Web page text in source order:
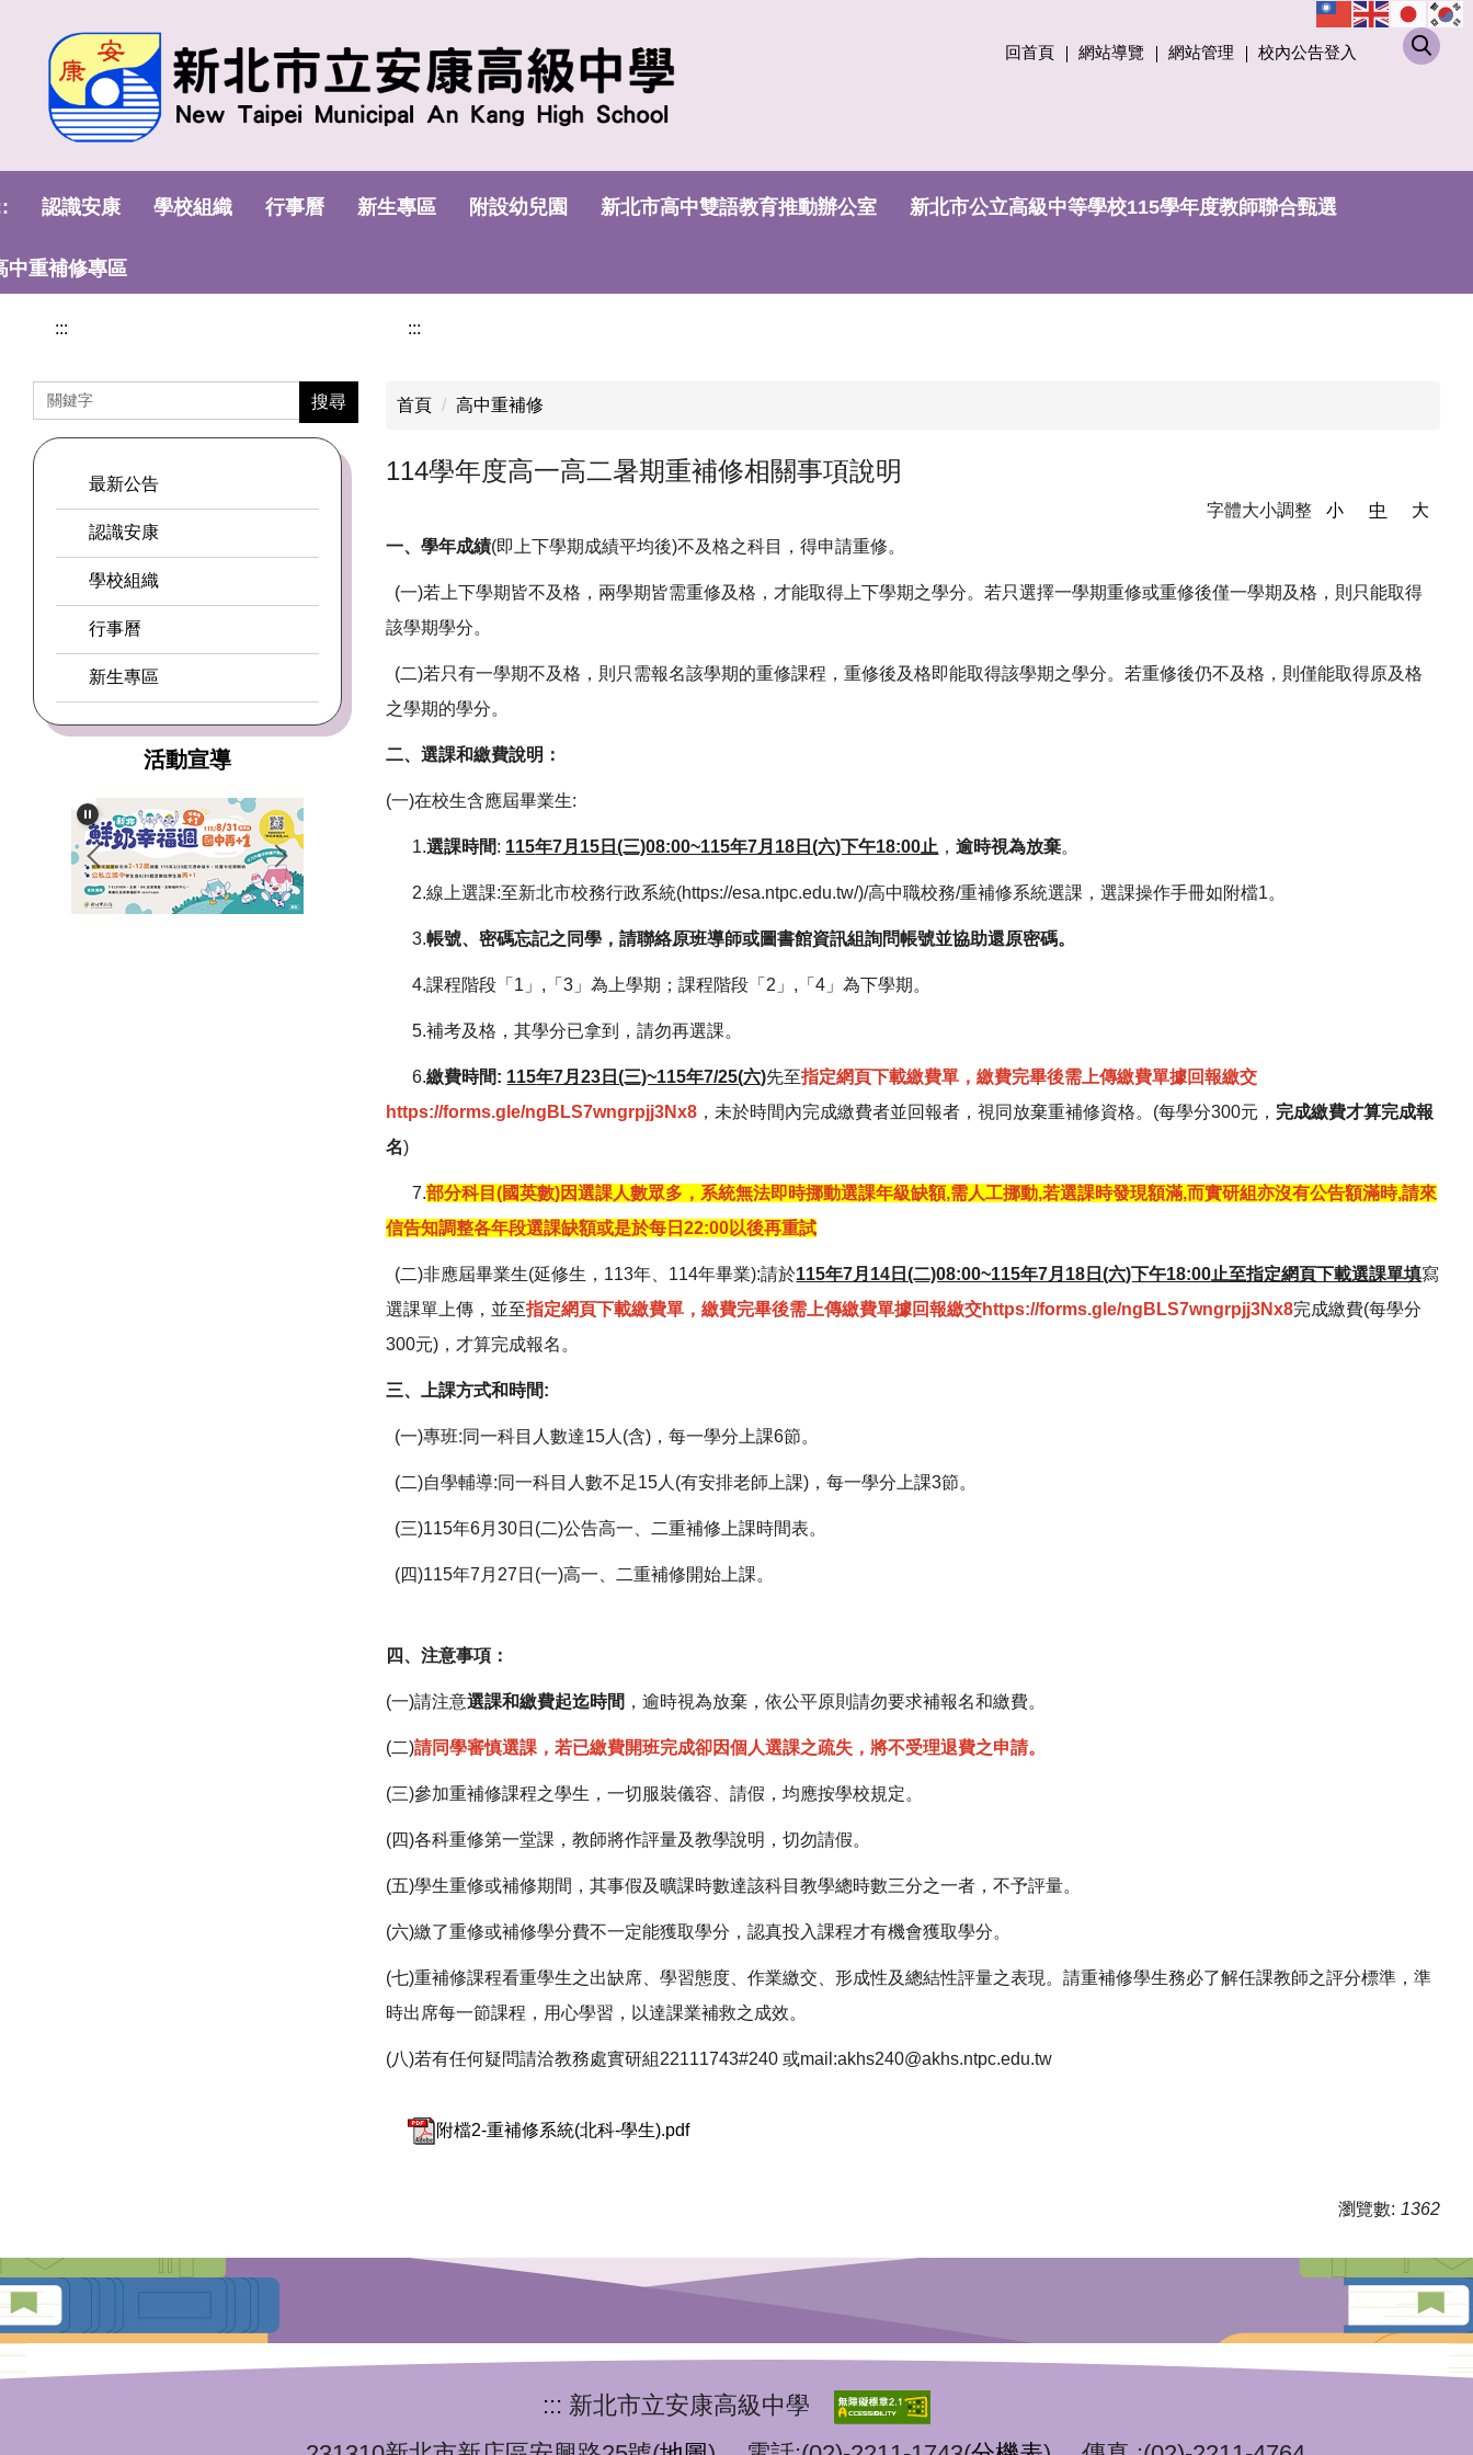
區
回首頁 網站導覽 網站管理 校內公告登入
認識安康 學校組織 行事曆 新生專區 附設幼兒園 新北市高中雙語教育推動辦公室 新北市公立高級中等學校115學年度教師聯合甄選
中重補修專區
:::
搜尋
最新公告
認識安康
學校組織
行事曆
新生專區
活動宣導
:::
首頁 高中重補修
114學年度高一高二暑期重補修相關事項說明
字體大小調整 小 中
大
一、學年成績(即上下學期成績平均後)不及格之科目，得申請重修。
(一)若上下學期皆不及格，兩學期皆需重修及格，才能取得上下學期之學分。若只選擇一學期重修或重修後僅一學期及格，則只能取得
該學期學分。
(二)若只有一學期不及格，則只需報名該學期的重修課程，重修後及格即能取得該學期之學分。若重修後仍不及格，則僅能取得原及格
之學期的學分。
二、選課和繳費說明：
(一)在校生含應屆畢業生:
1.選課時間: 115年7月15日(三)08:00~115年7月18日(六)下午18:00止 ，逾時視為放棄。
2.線上選課:至新北市校務行政系統(https://esa.ntpc.edu.tw/)/高中職校務/重補修系統選課，選課操作手冊如附檔1。
3.帳號、密碼忘記之同學，請聯絡原班導師或圖書館資訊組詢問帳號並協助還原密碼。
4.課程階段「1」,「3」為上學期；課程階段「2」,「4」為下學期。
5.補考及格，其學分已拿到，請勿再選課。
6.繳費時間: 115年7月23日(三)~115年7/25(六)先至指定網頁下載繳費單，繳費完畢後需上傳繳費單據回報繳交
https://forms.gle/ngBLS7wngrpjj3Nx8 ，未於時間內完成繳費者並回報者，視同放棄重補修資格。(每學分300元， 完成繳費才算完成報
名)
7.部分科目(國英數)因選課人數眾多，系統無法即時挪動選課年級缺額,需人工挪動,若選課時發現額滿,而實研組亦沒有公告額滿時,請來
信告知調整各年段選課缺額或是於每日22:00以後再重試
(二)非應屆畢業生(延修生，113年、114年畢業):請於115年7月14日(二)08:00~115年7月18日(六)下午18:00止至指定網頁下載選課單填寫
選課單上傳，並至指定網頁下載繳費單，繳費完畢後需上傳繳費單據回報繳交https://forms.gle/ngBLS7wngrpjj3Nx8完成繳費(每學分
300元)，才算完成報名。
三、上課方式和時間:
(一)專班:同一科目人數達15人(含)，每一學分上課6節。
(二)自學輔導:同一科目人數不足15人(有安排老師上課)，每一學分上課3節。
(三)115年6月30日(二)公告高一、二重補修上課時間表。
(四)115年7月27日(一)高一、二重補修開始上課。
四、注意事項：
(一)請注意選課和繳費起迄時間 ，逾時視為放棄，依公平原則請勿要求補報名和繳費。
(二)請同學審慎選課，若已繳費開班完成卻因個人選課之疏失，將不受理退費之申請。
(三)參加重補修課程之學生，一切服裝儀容、請假，均應按學校規定。
(四)各科重修第一堂課，教師將作評量及教學說明，切勿請假。
(五)學生重修或補修期間，其事假及曠課時數達該科目教學總時數三分之一者，不予評量。
(六)繳了重修或補修學分費不一定能獲取學分，認真投入課程才有機會獲取學分。
(七)重補修課程看重學生之出缺席、學習態度、作業繳交、形成性及總結性評量之表現。請重補修學生務必了解任課教師之評分標準，準
時出席每一節課程，用心學習，以達課業補救之成效。
(八)若有任何疑問請洽教務處實研組22111743#240 或mail:akhs240@akhs.ntpc.edu.tw
附檔2-重補修系統(北科-學生).pdf
瀏覽數: 1362
::: 新北市立安康高級中學